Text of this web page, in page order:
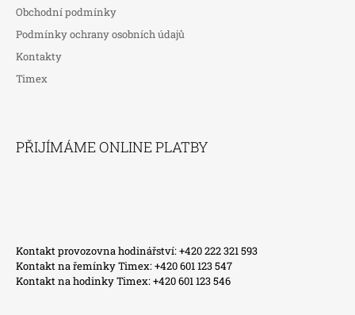
Obchodní podmínky
Podmínky ochrany osobních údajů
Kontakty
Timex
PŘIJÍMÁME ONLINE PLATBY
Kontakt provozovna hodinářství: +420 222 321 593
Kontakt na řemínky Timex: +420 601 123 547
Kontakt na hodinky Timex: +420 601 123 546